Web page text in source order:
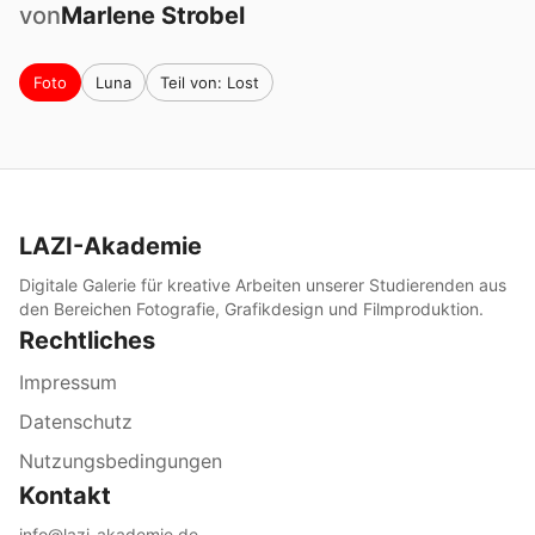
vonMarlene Strobel
Foto Luna Teil von: Lost
LAZI-Akademie
Digitale Galerie für kreative Arbeiten unserer Studierenden aus
den Bereichen Fotografie, Grafikdesign und Filmproduktion.
Rechtliches
Impressum
Datenschutz
Nutzungsbedingungen
Kontakt